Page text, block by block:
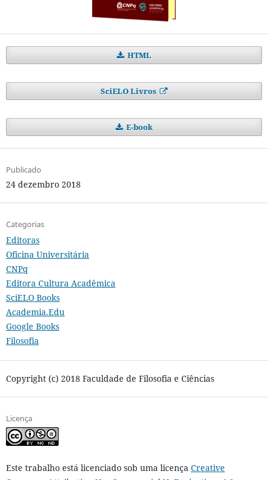
HTML
SciELO Livros
E-book
Publicado
24 dezembro 2018
Categorias
Editoras
Oficina Universitária
CNPq
Editora Cultura Acadêmica
SciELO Books
Academia.Edu
Google Books
Filosofia
Copyright (c) 2018 Faculdade de Filosofia e Ciências
Licença
Este trabalho está licenciado sob uma licença Creative